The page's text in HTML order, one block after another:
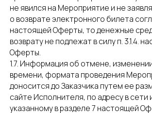
не явился на Мероприятие и не
о возврате электронного билета
настоящей Оферты, то денежные
возврату не подлежат в силу п. 3.1.4.
Оферты.
1.7. Информация об отмене,
времени, формата проведения
доносится до Заказчика путем ее
сайте Исполнителя, по адресу в сети
указанному в разделе 7 настоящей